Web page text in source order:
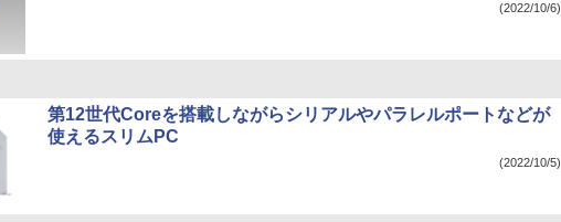
(2022/10/6)
第12世代Coreを搭載しながらシリアルやパラレルポートなどが
使えるスリムPC
(2022/10/5)